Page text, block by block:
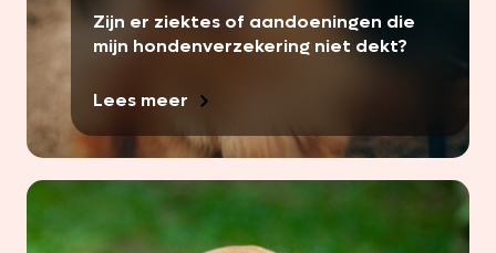
Zijn er ziektes of aandoeningen die
mijn hondenverzekering niet dekt?
Lees meer